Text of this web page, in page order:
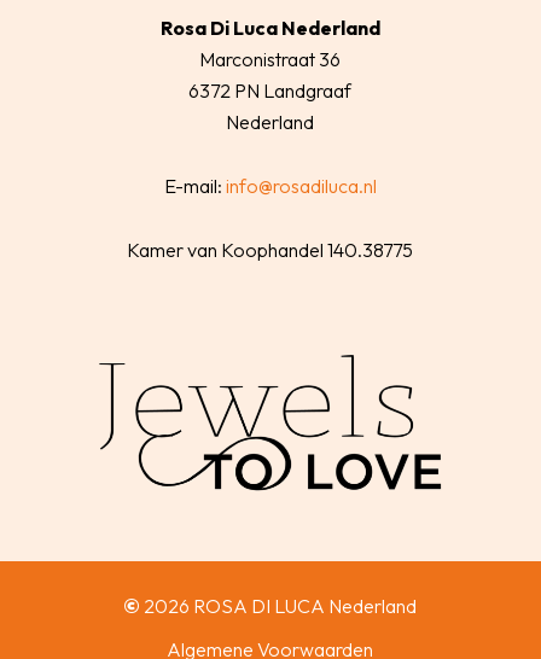
Rosa Di Luca Nederland
Marconistraat 36
6372 PN Landgraaf
Nederland
E-mail: info@rosadiluca.nl
Kamer van Koophandel 140.38775
© 2026 ROSA DI LUCA Nederland
Algemene Voorwaarden